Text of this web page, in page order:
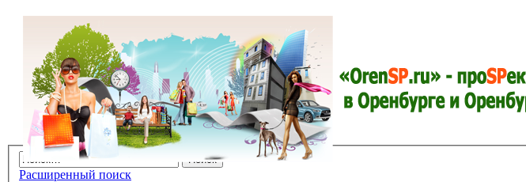
Расширенный поиск